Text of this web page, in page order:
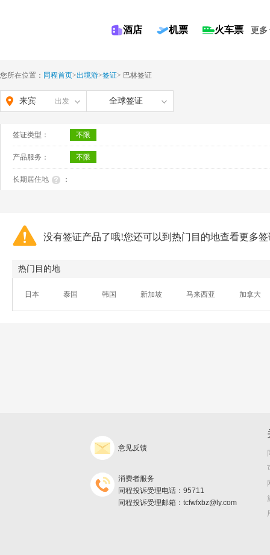
酒店 机票 火车票 更多
您所在位置： 同程首页>出境游>签证> 巴林签证
来宾 出发 全球签证
签证类型： 不限
产品服务： 不限
长期居住地 ：
没有签证产品了哦!您还可以到热门目的地查看更多
热门目的地
日本 泰国 韩国 新加坡 马来西亚 加拿大
意见反馈
消费者服务
同程投诉受理电话：95711
同程投诉受理邮箱：tcfwfxbz@ly.com